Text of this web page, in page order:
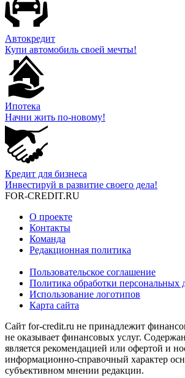
Автокредит
Купи автомобиль своей мечты!
Ипотека
Начни жить по-новому!
Кредит для бизнеса
Инвестируй в развитие своего дела!
FOR-CREDIT.RU
О проекте
Контакты
Команда
Редакционная политика
Пользовательское соглашение
Политика обработки персональных
Использование логотипов
Карта сайта
Сайт for-credit.ru не принадлежит
не оказывает финансовых услуг.
является рекомендацией или офертой и
информационно-справочный характер
субъективном мнении редакции.